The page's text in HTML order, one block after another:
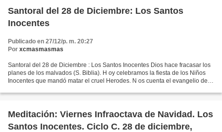
Santoral del 28 de Diciembre: Los Santos
Inocentes
Publicado en 27/12/p. m. 20:27
Por xcmasmasmas
Santoral del 28 de Diciembre : Los Santos Inocentes Dios hace fracasar los
planes de los malvados (S. Biblia). H oy celebramos la fiesta de los Niños
Inocentes que mandó matar el cruel Herodes. N os cuenta el evangelio de
Meditación: Viernes Infraoctava de Navidad. Los
Santos Inocentes. Ciclo C. 28 de diciembre,